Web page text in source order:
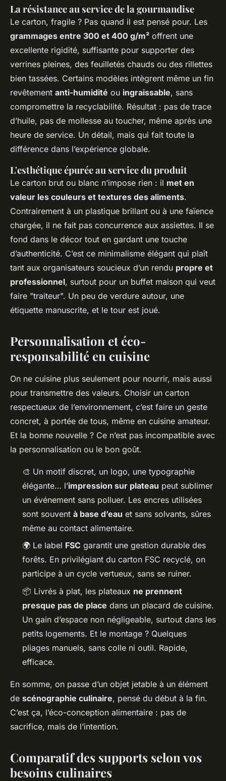
La résistance au service de la gourmandise
Le carton, fragile ? Pas quand il est pensé pour. Les
grammages entre 300 et 400 g/m² offrent une
excellente rigidité, suffisante pour supporter des
verrines pleines, des feuilletés chauds ou des rillettes
bien tassées. Certains modèles intègrent même un fin
revêtement anti-humidité ou ingraissable, sans
compromettre la recyclabilité. Résultat : pas de trace
d’huile, pas de mollesse au toucher, même après une
heure de service. Un détail, mais qui fait toute la
différence dans l’expérience globale.
L'esthétique épurée au service du produit
Le carton brut ou blanc n’impose rien : il met en
valeur les couleurs et textures des aliments.
Contrairement à un plastique brillant ou à une faïence
chargée, il ne fait pas concurrence aux assiettes. Il se
fond dans le décor tout en gardant une touche
d’authenticité. C’est ce minimalisme élégant qui plaît
tant aux organisateurs soucieux d’un rendu propre et
professionnel, surtout pour un buffet maison qui veut
faire "traiteur". Un peu de verdure autour, une
étiquette manuscrite, et le tour est joué.
Personnalisation et éco-
responsabilité en cuisine
On ne cuisine plus seulement pour nourrir, mais aussi
pour transmettre des valeurs. Choisir un carton
respectueux de l’environnement, c’est faire un geste
concret, à portée de tous, même en cuisine amateur.
Et la bonne nouvelle ? Ce n’est pas incompatible avec
la personnalisation ou le bon goût.
🎨 Un motif discret, un logo, une typographie
élégante… l’impression sur plateau peut sublimer
un événement sans polluer. Les encres utilisées
sont souvent à base d’eau et sans solvants, sûres
même au contact alimentaire.
🌍 Le label FSC garantit une gestion durable des
forêts. En privilégiant du carton FSC recyclé, on
participe à un cycle vertueux, sans se ruiner.
📦 Livrés à plat, les plateaux ne prennent
presque pas de place dans un placard de cuisine.
Un gain d’espace non négligeable, surtout dans les
petits logements. Et le montage ? Quelques
pliages manuels, sans colle ni outil. Rapide,
efficace.
En somme, on passe d’un objet jetable à un élément
de scénographie culinaire, pensé du début à la fin.
C’est ça, l’éco-conception alimentaire : pas de
sacrifice, mais de l’intention.
Comparatif des supports selon vos
besoins culinaires